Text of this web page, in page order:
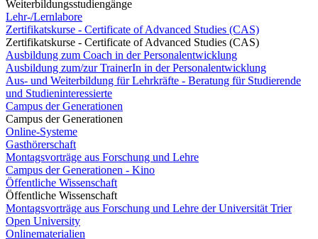
Weiterbildungsstudiengänge
Lehr-/Lernlabore
Zertifikatskurse - Certificate of Advanced Studies (CAS)
Zertifikatskurse - Certificate of Advanced Studies (CAS)
Ausbildung zum Coach in der Personalentwicklung
Ausbildung zum/zur TrainerIn in der Personalentwicklung
Aus- und Weiterbildung für Lehrkräfte - Beratung für Studierende
und Studieninteressierte
Campus der Generationen
Campus der Generationen
Online-Systeme
Gasthörerschaft
Montagsvorträge aus Forschung und Lehre
Campus der Generationen - Kino
Öffentliche Wissenschaft
Öffentliche Wissenschaft
Montagsvorträge aus Forschung und Lehre der Universität Trier
Open University
Onlinematerialien